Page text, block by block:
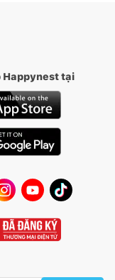
Happynest tại